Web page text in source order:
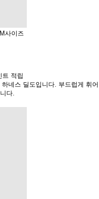
사이즈
트 적립
네스 딜도입니다. 부드럽게 휘어
다.